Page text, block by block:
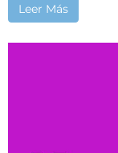
Leer Más